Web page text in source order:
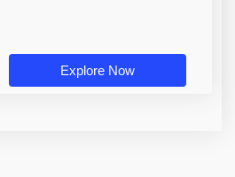
Explore Now